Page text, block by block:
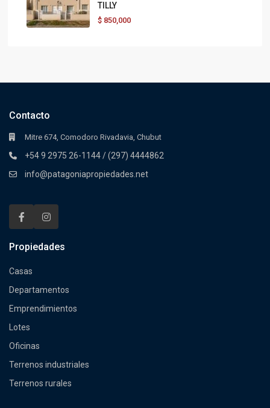
TILLY
$ 850,000
Contacto
Mitre 674, Comodoro Rivadavia, Chubut
+54 9 2975 26-1144 / (297) 4444862
info@patagoniapropiedades.net
Propiedades
Casas
Departamentos
Emprendimientos
Lotes
Oficinas
Terrenos industriales
Terrenos rurales